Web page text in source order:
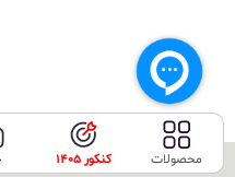
تمامی حقوق این سایت محصولات کنکور 1405